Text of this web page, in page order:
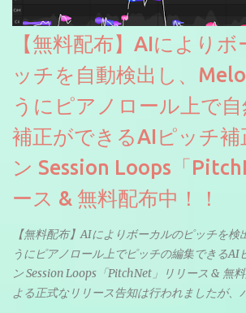
【無料配布】AIにより
ッチを自動検出し、
うにピアノロール上で
補正ができるAIピッチ補
ン Session Loops「
ース & 無料配布中！！
【無料配布】AIによりボーカルのピッチを
うにピアノロール上でピッチの編集できるAI
ン Session Loops「PitchNet」リリース & 無
よる正式なリリース告知は行われましたが、